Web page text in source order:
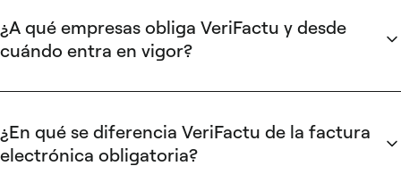
¿A qué empresas obliga VeriFactu y desde
cuándo entra en vigor?
y autónomos) en territorio común desde el 1 de enero de
Navarra dispone de su propia normativa.
¿En qué se diferencia VeriFactu de la factura
electrónica obligatoria?